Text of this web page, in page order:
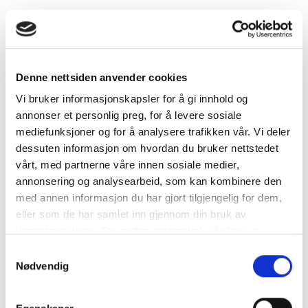
Denne nettsiden anvender cookies
Vi bruker informasjonskapsler for å gi innhold og
annonser et personlig preg, for å levere sosiale
mediefunksjoner og for å analysere trafikken vår. Vi deler
dessuten informasjon om hvordan du bruker nettstedet
vårt, med partnerne våre innen sosiale medier,
annonsering og analysearbeid, som kan kombinere den
med annen informasjon du har gjort tilgjengelig for dem,
eller som de har samlet inn gjennom din bruk av
Nødvendig
HJEM PRODUKTER / GARDINSKINNER / ELITE-SKINNE
Bue utvendig 90°
90 graders bøy om du vil at Elite-skinnen skal runde et
NULLSTILL